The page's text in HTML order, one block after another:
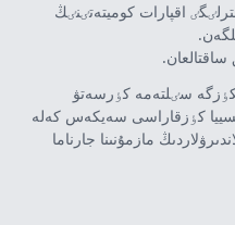
اقپارات كوميتەتٸنٸڭ
ساقتالعان.
سٸلتەمە كٶرسەتۋ
كٶزقاراسى سەيكەس كەلە
مازمۇنىنا جارناما